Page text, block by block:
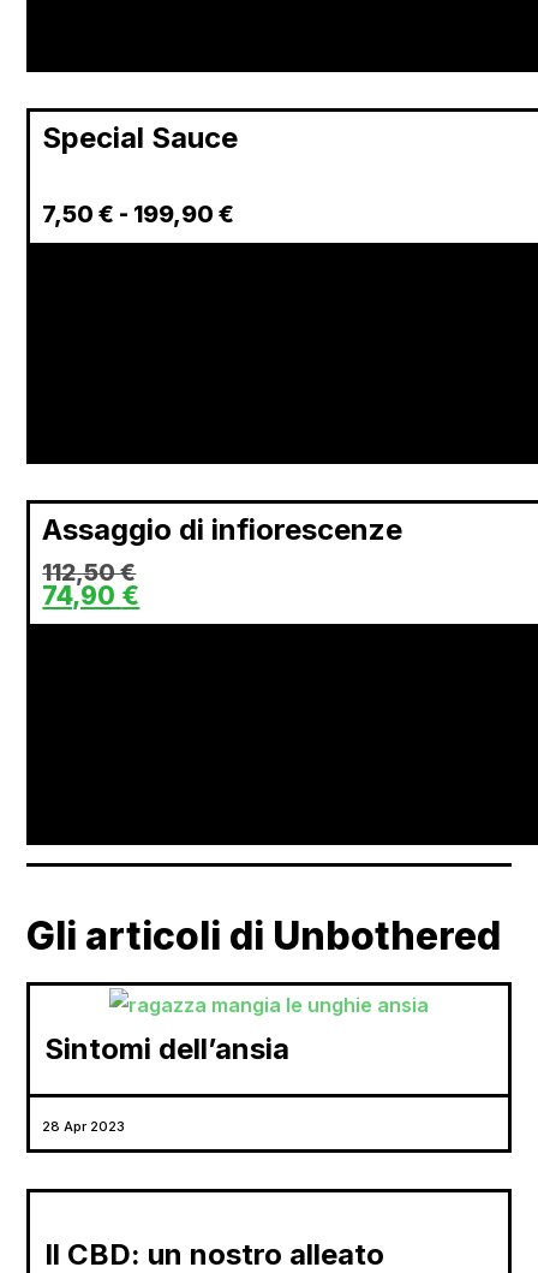
Special Sauce
7,50€ - 199,90€
Assaggio di infiorescenze
112,50€
74,90 €
Gli articoli di Unbothered
Sintomi dell’ansia
28 Apr 2023
Il CBD: un nostro alleato